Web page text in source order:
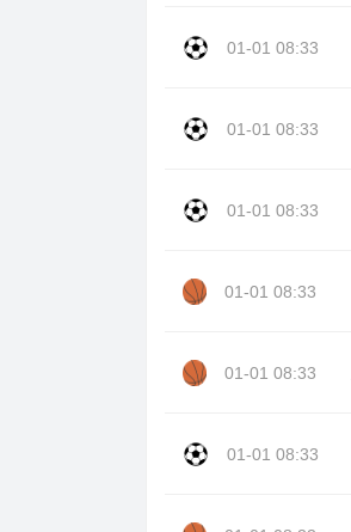
01-01 08:33
01-01 08:33
01-01 08:33
01-01 08:33
01-01 08:33
01-01 08:33